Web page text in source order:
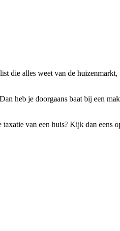
die alles weet van de
heb je doorgaans baat bij een
van een huis? Kijk dan eens